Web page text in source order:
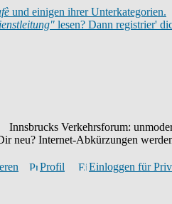
und einigen ihrer Unterkategorien.
lesen? Dann registrier'
Innsbrucks Verkehrsforum:
neu? Internet-Abkürzungen
Profil Einloggen für